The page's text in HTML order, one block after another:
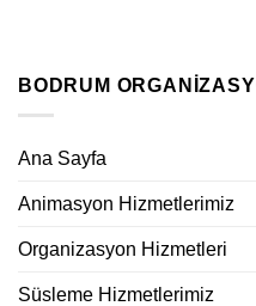
BODRUM
Ana Sayfa
Animasyon Hizmetlerimiz
Organizasyon Hizmetleri
Süsleme Hizmetlerimiz